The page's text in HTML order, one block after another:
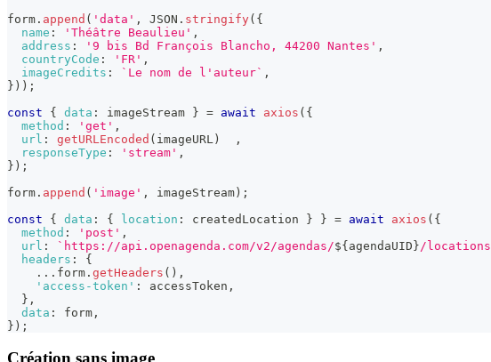
form . append ( 'data' , JSON . stringify( {
name : 'Théâtre Beaulieu' ,
address : '9 bis Bd François Blancho, 44200 Nantes' ,
countryCode : 'FR' ,
imageCredits : ` Le nom de l'auteur` ,
} ) ) ;
const
{ data : imageStream } = await axios ( {
method : 'get' ,
url : getURLEncoded ( imageURL )
,
responseType : 'stream' ,
} ) ;
form . append ( 'image' , imageStream) ;
const
{ data : { location : createdLocation } } = await axios ( {
method : 'post' ,
url : ` https://api.openagenda.com/v2/agendas/${agendaUID} /locations
headers :
{
... form . getHeaders ( ) ,
'access-token' : accessToken ,
} ,
data : form ,
} ) ;
Création sans image